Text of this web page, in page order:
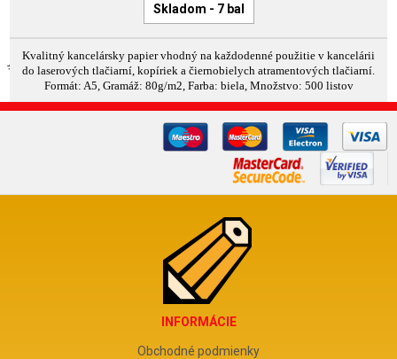
Skladom - 7 bal
Kvalitný kancelársky papier vhodný na každodenné použitie v kancelárii
do laserových tlačiarní, kopíriek a čiernobielych atramentových tlačiarní.
Formát: A5, Gramáž: 80g/m2, Farba: biela, Množstvo: 500 listov
INFORMÁCIE
Obchodné podmienky